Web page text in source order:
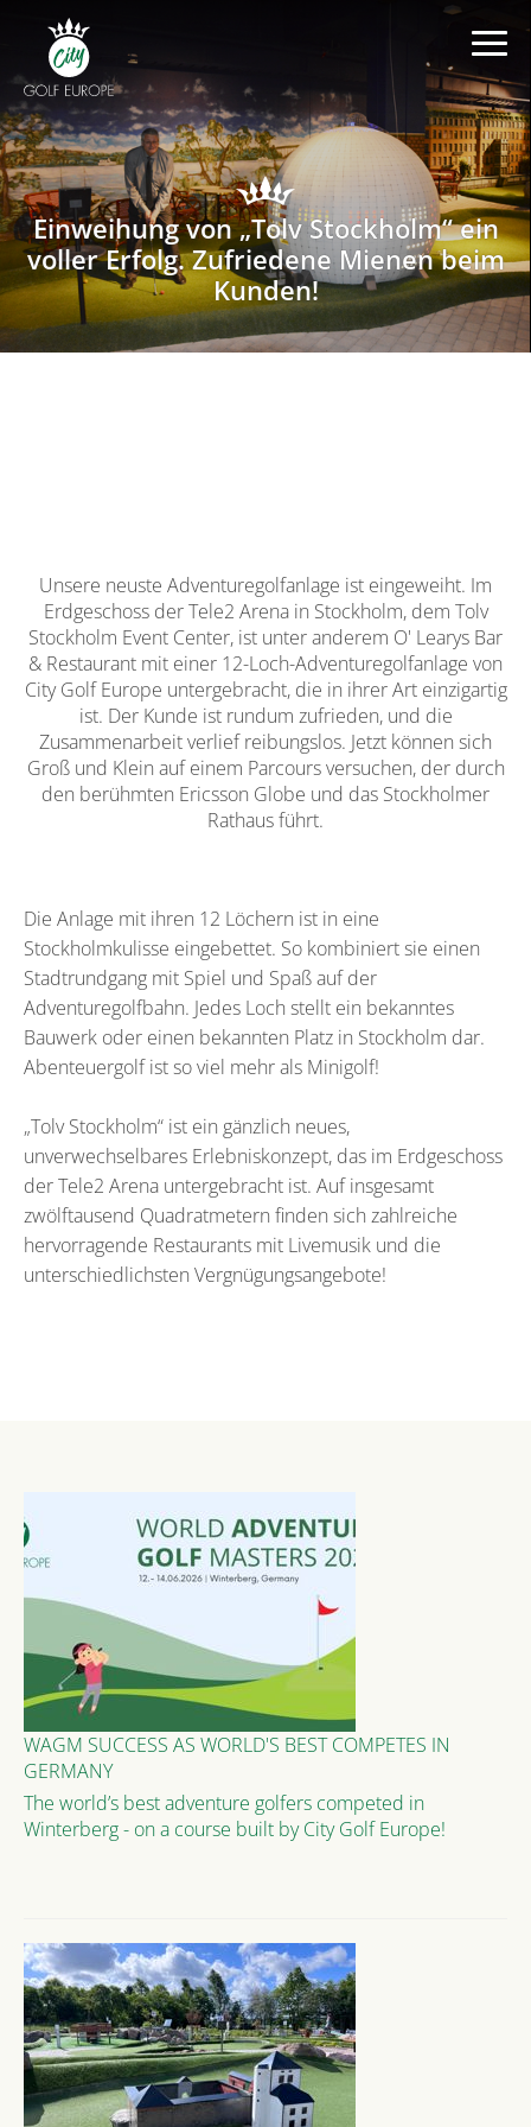
Einweihung von „Tolv Stockholm“ ein
voller Erfolg. Zufriedene Mienen beim
Kunden!
Unsere neuste Adventuregolfanlage ist eingeweiht. Im
Erdgeschoss der Tele2 Arena in Stockholm, dem Tolv
Stockholm Event Center, ist unter anderem O' Learys Bar
& Restaurant mit einer 12-Loch-Adventuregolfanlage von
City Golf Europe untergebracht, die in ihrer Art einzigartig
ist. Der Kunde ist rundum zufrieden, und die
Zusammenarbeit verlief reibungslos. Jetzt können sich
Groß und Klein auf einem Parcours versuchen, der durch
den berühmten Ericsson Globe und das Stockholmer
Rathaus führt.
Die Anlage mit ihren 12 Löchern ist in eine
Stockholmkulisse eingebettet. So kombiniert sie einen
Stadtrundgang mit Spiel und Spaß auf der
Adventuregolfbahn. Jedes Loch stellt ein bekanntes
Bauwerk oder einen bekannten Platz in Stockholm dar.
Abenteuergolf ist so viel mehr als Minigolf!
„Tolv Stockholm“ ist ein gänzlich neues,
unverwechselbares Erlebniskonzept, das im Erdgeschoss
der Tele2 Arena untergebracht ist. Auf insgesamt
zwölftausend Quadratmetern finden sich zahlreiche
hervorragende Restaurants mit Livemusik und die
unterschiedlichsten Vergnügungsangebote!
WAGM SUCCESS AS WORLD'S BEST COMPETES IN
GERMANY
The world’s best adventure golfers competed in
Winterberg - on a course built by City Golf Europe!